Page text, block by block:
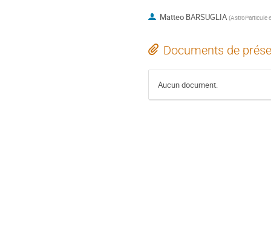
Matteo BARSUGLIA (AstroParticule
Documents de
Aucun document.